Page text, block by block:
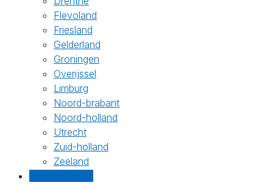
Flevoland
Friesland
Gelderland
Groningen
Overijssel
Limburg
Noord-brabant
Noord-holland
Utrecht
Zuid-holland
Zeeland